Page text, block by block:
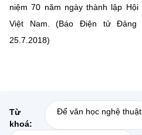
niệm 70 năm ngày thành lập
Việt Nam. (Báo Điện tử Đảng
25.7.2018)
Từ
khoá:
Để văn học nghệ thuật